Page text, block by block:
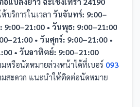
ห้บริการในเวลา วันจันทร์: 9:00–
9:00–21:00 • วันพุธ: 9:00–21:00
• วันศุกร์: 9:00–21:00 •
• วันอาทิตย์: 9:00–21:00
หรือนัดหมายล่วงหน้าได้ที่เบอร์ 093
มสะดวก แนะนำให้ติดต่อนัดหมาย